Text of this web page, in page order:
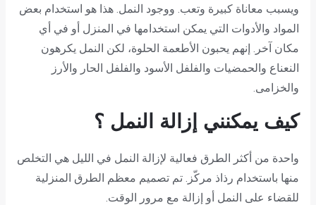
ويسبب معاناة كبيرة وتعب. ووجود النمل. هذا هو استخدام بعض
المواد والأدوات التي يمكن استخدامها في المنزل أو في أي
مكان آخر. إنهم يحبون الأطعمة الحلوة، لكن النمل يكرهون
النعناع والحمضيات والفلفل الأسود والفلفل الحار والأرز
والخزامى.
كيف يمكنني إزالة النمل ؟
واحدة من أكثر الطرق فعالية لإزالة النمل في الليل هي التخلص
منها باستخدام رذاذ مركّز. تم تصميم معظم الطرق المنزلية
للقضاء على النمل أو إزالة مع مرور الوقت.